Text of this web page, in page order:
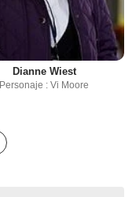
Dianne Wiest
Personaje : Vi Moore